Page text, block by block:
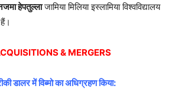
हेपतुल्लाजामिया मिलिया इस्लामिया विश्वविद्यालय
& MERGERS
डालर में विब्मो का अधिग्रहण किया: